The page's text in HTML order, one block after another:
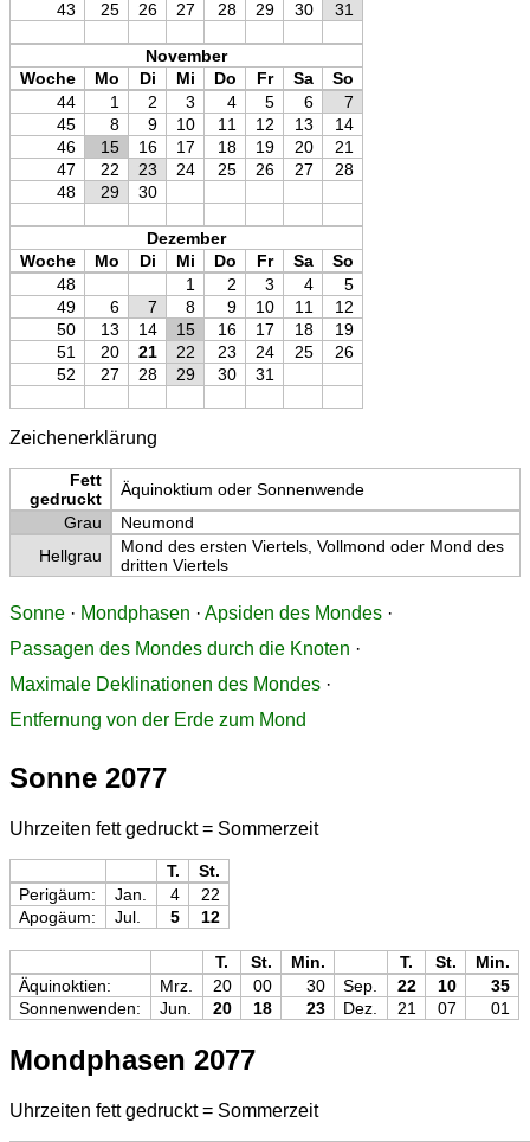
43
25 26 27 28 29 30 31
November
Woche
Mo Di Mi Do Fr Sa
So
44
1 2 3 4 5 6
7
45
8 9 10 11 12 13
14
46
15 16 17 18 19 20
21
47
22 23 24 25 26 27
28
48
29 30
Dezember
Woche
Mo Di Mi Do Fr Sa
So
48
1 2 3 4
5
49
6 7 8 9 10 11
12
50
13 14 15 16 17 18
19
51
20 21 22 23 24 25
26
52
27 28 29 30 31
Zeichenerklärung
Fett
gedruckt
Äquinoktium oder Sonnenwende
Grau
Neumond
Hellgrau
Mond des ersten Viertels, Vollmond oder Mond des
dritten Viertels
Sonne · Mondphasen · Apsiden des Mondes ·
Passagen des Mondes durch die Knoten ·
Maximale Deklinationen des Mondes ·
Entfernung von der Erde zum Mond
Sonne 2077
Uhrzeiten fett gedruckt = Sommerzeit
T.
St.
Perigäum:
Jan. 4
22
Apogäum:
Jul. 5 12
T. St. Min. T. St.
Min.
Äquinoktien:
Mrz. 20 00 30 Sep. 22 10
35
Sonnenwenden:
Jun. 20 18 23 Dez. 21 07 01
Mondphasen 2077
Uhrzeiten fett gedruckt = Sommerzeit